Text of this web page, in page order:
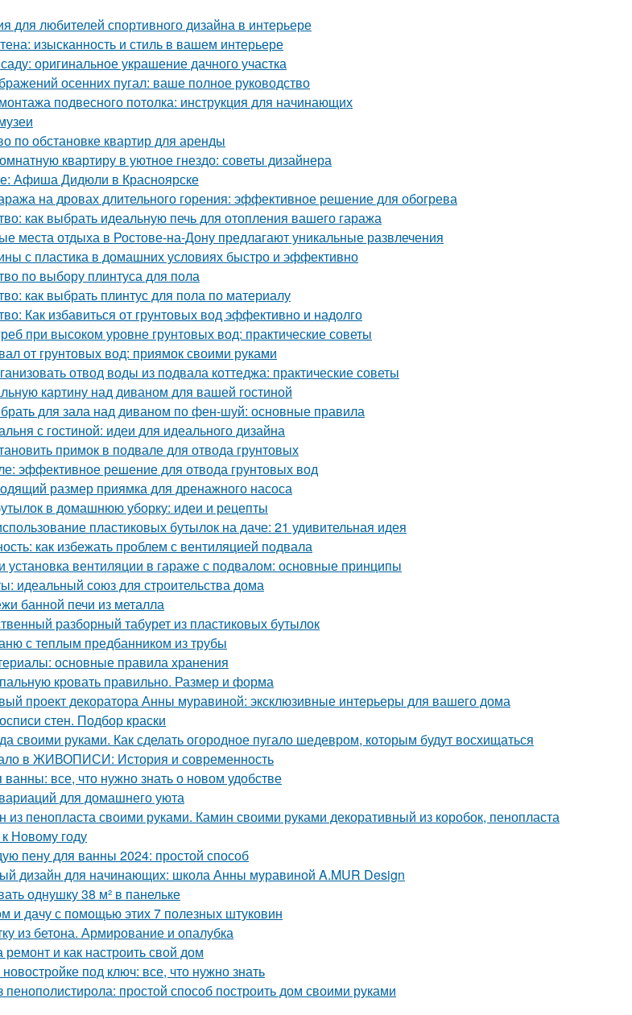
для любителей спортивного дизайна в интерьере
изысканность и стиль в вашем интерьере
оригинальное украшение дачного участка
осенних пугал: ваше полное руководство
подвесного потолка: инструкция для начинающих
по обстановке квартир для аренды
квартиру в уютное гнездо: советы дизайнера
Афиша Дидюли в Красноярске
на дровах длительного горения: эффективное решение для обогрева
как выбрать идеальную печь для отопления вашего гаража
места отдыха в Ростове-на-Дону предлагают уникальные развлечения
с пластика в домашних условиях быстро и эффективно
по выбору плинтуса для пола
как выбрать плинтус для пола по материалу
Как избавиться от грунтовых вод эффективно и надолго
при высоком уровне грунтовых вод: практические советы
от грунтовых вод: приямок своими руками
отвод воды из подвала коттеджа: практические советы
картину над диваном для вашей гостиной
для зала над диваном по фен-шуй: основные правила
с гостиной: идеи для идеального дизайна
примок в подвале для отвода грунтовых
эффективное решение для отвода грунтовых вод
размер приямка для дренажного насоса
в домашнюю уборку: идеи и рецепты
пластиковых бутылок на даче: 21 удивительная идея
как избежать проблем с вентиляцией подвала
установка вентиляции в гараже с подвалом: основные принципы
идеальный союз для строительства дома
банной печи из металла
разборный табурет из пластиковых бутылок
с теплым предбанником из трубы
основные правила хранения
кровать правильно. Размер и форма
проект декоратора Анны муравиной: эксклюзивные интерьеры для вашего дома
стен. Подбор краски
своими руками. Как сделать огородное пугало шедевром, которым будут восхищаться
в ЖИВОПИСИ: История и современность
все, что нужно знать о новом удобстве
для домашнего уюта
из пенопласта своими руками. Камин своими руками декоративный из коробок, пенопласта
Новому году
пену для ванны 2024: простой способ
дизайн для начинающих: школа Анны муравиной A.MUR Design
однушку 38 м² в панельке
и дачу с помощью этих 7 полезных штуковин
из бетона. Армирование и опалубка
ремонт и как настроить свой дом
под ключ: все, что нужно знать
простой способ построить дом своими руками